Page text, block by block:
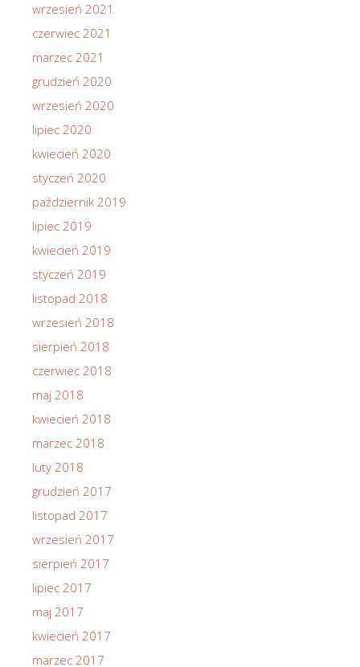
wrzesień 2021
czerwiec 2021
marzec 2021
grudzień 2020
wrzesień 2020
lipiec 2020
kwiecień 2020
styczeń 2020
październik 2019
lipiec 2019
kwiecień 2019
styczeń 2019
listopad 2018
wrzesień 2018
sierpień 2018
czerwiec 2018
maj 2018
kwiecień 2018
marzec 2018
luty 2018
grudzień 2017
listopad 2017
wrzesień 2017
sierpień 2017
lipiec 2017
maj 2017
kwiecień 2017
marzec 2017